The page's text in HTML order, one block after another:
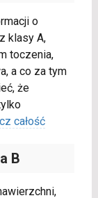
o
klasy A,
toczenia,
a co za tym
że
całość
B